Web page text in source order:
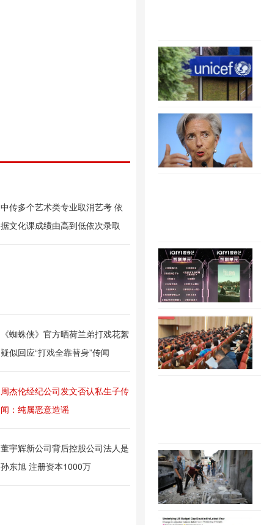
中传多个艺术类专业取消艺考 依
据文化课成绩由高到低依次录取
《蜘蛛侠》官方晒荷兰弟打戏花絮
疑似回应“打戏全靠替身”传闻
周杰伦经纪公司发文否认私生子传
闻：纯属恶意造谣
董宇辉新公司背后控股公司法人是
孙东旭 注册资本1000万